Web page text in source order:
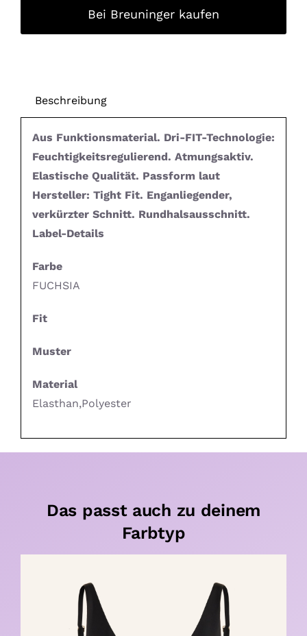
Bei Breuninger kaufen
Beschreibung
Aus Funktionsmaterial. Dri-FIT-Technologie:
Feuchtigkeitsregulierend. Atmungsaktiv.
Elastische Qualität. Passform laut
Hersteller: Tight Fit. Enganliegender,
verkürzter Schnitt. Rundhalsausschnitt.
Label-Details
Farbe
FUCHSIA
Fit
Muster
Material
Elasthan,Polyester
Das passt auch zu deinem
Farbtyp